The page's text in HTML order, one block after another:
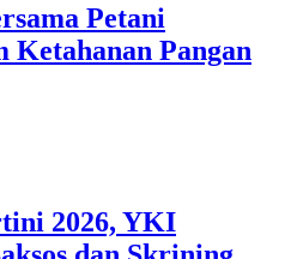
Petani
Ketahanan Pangan
2026, YKI